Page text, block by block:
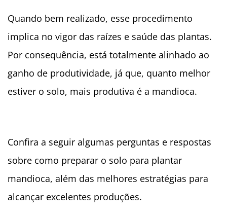
Quando bem realizado, esse procedimento
implica no vigor das raízes e saúde das plantas.
Por consequência, está totalmente alinhado ao
ganho de produtividade, já que, quanto melhor
estiver o solo, mais produtiva é a mandioca.
Confira a seguir algumas perguntas e respostas
sobre como preparar o solo para plantar
mandioca, além das melhores estratégias para
alcançar excelentes produções.